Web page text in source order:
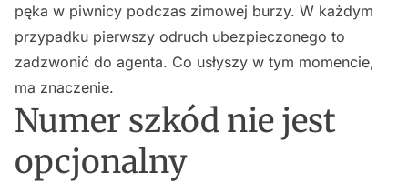
pęka w piwnicy podczas zimowej burzy. W każdym
przypadku pierwszy odruch ubezpieczonego to
zadzwonić do agenta. Co usłyszy w tym momencie,
ma znaczenie.
Numer szkód nie jest
opcjonalny